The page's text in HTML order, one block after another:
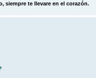
siempre te llevare en el corazón.